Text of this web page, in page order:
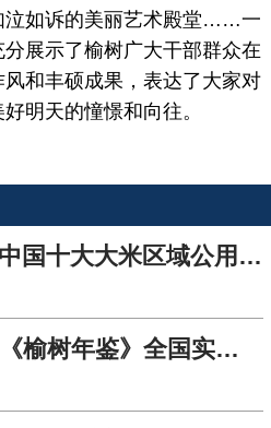
泣如诉的美丽艺术殿堂……一
展示了榆树广大干部群众在
和丰硕成果，表达了大家对
明天的憧憬和向往。
榆树大米荣获“2018中国十大大米区域公用品牌”称号
榆树2018年出版3卷《榆树年鉴》全国实属罕见